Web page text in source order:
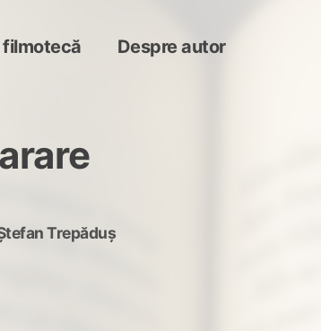
filmotecă Despre autor
Trepăduș